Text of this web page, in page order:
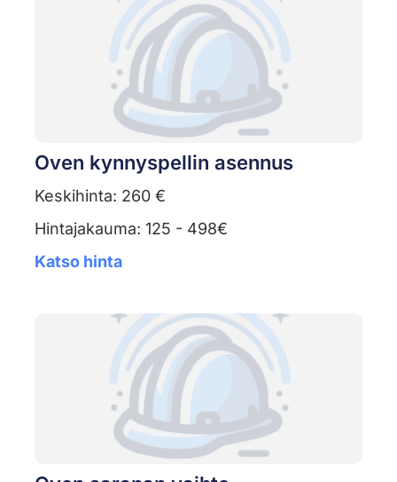
Oven kynnyspellin asennus
Keskihinta: 260 €
Hintajakauma: 125 - 498€
Katso hinta